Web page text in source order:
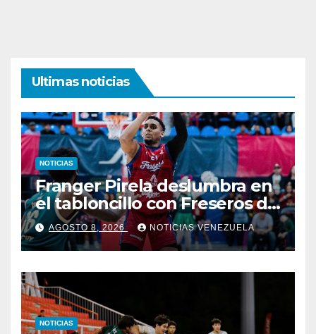
Ultimas noticias
NOTICIAS
Franger Pirela deslumbra en
el tabloncillo con Freseros de
Irapuato
AGOSTO 8, 2026 NOTICIAS VENEZUELA
NOTICIAS